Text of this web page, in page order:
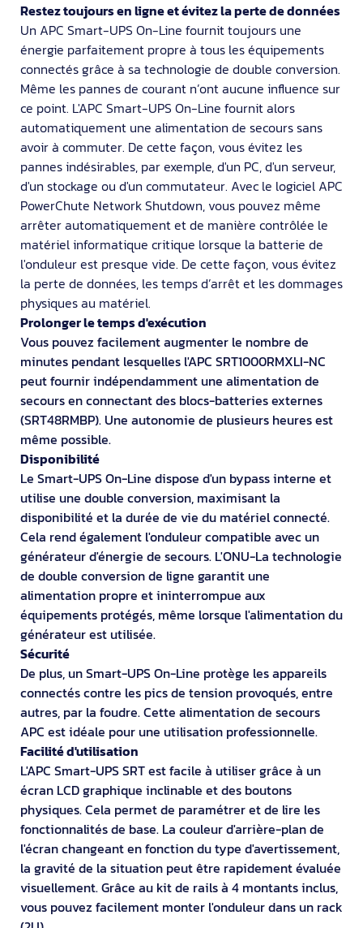
Restez toujours en ligne et évitez la perte de données
Un APC Smart-UPS On-Line fournit toujours une
énergie parfaitement propre à tous les équipements
connectés grâce à sa technologie de double conversion.
Même les pannes de courant n’ont aucune influence sur
ce point. L'APC Smart-UPS On-Line fournit alors
automatiquement une alimentation de secours sans
avoir à commuter. De cette façon, vous évitez les
pannes indésirables, par exemple, d'un PC, d'un serveur,
d'un stockage ou d'un commutateur. Avec le logiciel APC
PowerChute Network Shutdown, vous pouvez même
arrêter automatiquement et de manière contrôlée le
matériel informatique critique lorsque la batterie de
l'onduleur est presque vide. De cette façon, vous évitez
la perte de données, les temps d’arrêt et les dommages
physiques au matériel.
Prolonger le temps d'exécution
Vous pouvez facilement augmenter le nombre de
minutes pendant lesquelles l'APC SRT1000RMXLI-NC
peut fournir indépendamment une alimentation de
secours en connectant des blocs-batteries externes
(SRT48RMBP). Une autonomie de plusieurs heures est
même possible.
Disponibilité
Le Smart-UPS On-Line dispose d'un bypass interne et
utilise une double conversion, maximisant la
disponibilité et la durée de vie du matériel connecté.
Cela rend également l'onduleur compatible avec un
générateur d'énergie de secours. L'ONU-La technologie
de double conversion de ligne garantit une
alimentation propre et ininterrompue aux
équipements protégés, même lorsque l'alimentation du
générateur est utilisée.
Sécurité
De plus, un Smart-UPS On-Line protège les appareils
connectés contre les pics de tension provoqués, entre
autres, par la foudre. Cette alimentation de secours
APC est idéale pour une utilisation professionnelle.
Facilité d'utilisation
L'APC Smart-UPS SRT est facile à utiliser grâce à un
écran LCD graphique inclinable et des boutons
physiques. Cela permet de paramétrer et de lire les
fonctionnalités de base. La couleur d'arrière-plan de
l'écran changeant en fonction du type d'avertissement,
la gravité de la situation peut être rapidement évaluée
visuellement. Grâce au kit de rails à 4 montants inclus,
vous pouvez facilement monter l'onduleur dans un rack